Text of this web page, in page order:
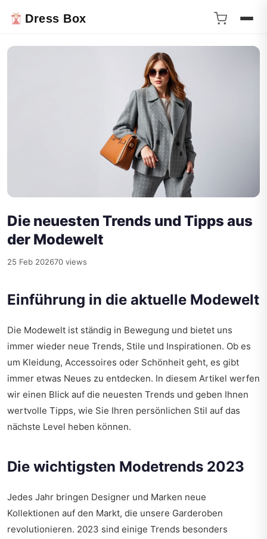
Dress Box
Die neuesten Trends und Tipps aus
der Modewelt
25 Feb 202670 views
Einführung in die aktuelle Modewelt
Die Modewelt ist ständig in Bewegung und bietet uns
immer wieder neue Trends, Stile und Inspirationen. Ob es
um Kleidung, Accessoires oder Schönheit geht, es gibt
immer etwas Neues zu entdecken. In diesem Artikel werfen
wir einen Blick auf die neuesten Trends und geben Ihnen
wertvolle Tipps, wie Sie Ihren persönlichen Stil auf das
nächste Level heben können.
Die wichtigsten Modetrends 2023
Jedes Jahr bringen Designer und Marken neue
Kollektionen auf den Markt, die unsere Garderoben
revolutionieren. 2023 sind einige Trends besonders